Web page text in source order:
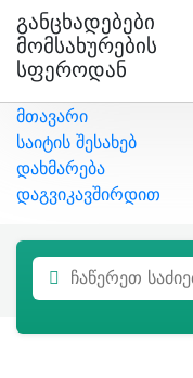
Განცხადებები
Მომსახურების
Სფეროდან
მთავარი
საიტის შესახებ
დახმარება
დაგვიკავშირდით